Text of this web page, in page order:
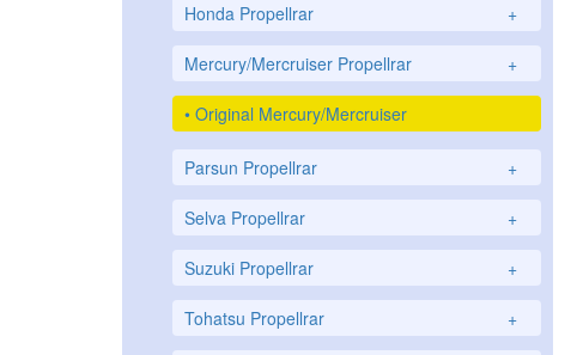
Honda Propellrar +
Mercury/Mercruiser Propellrar +
Original Mercury/Mercruiser
Parsun Propellrar +
Selva Propellrar +
Suzuki Propellrar +
Tohatsu Propellrar +